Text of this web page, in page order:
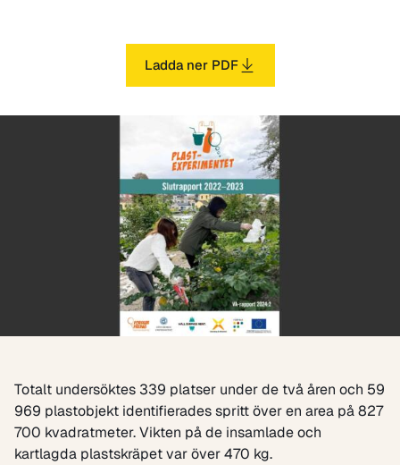
Ladda ner PDF
Totalt undersöktes 339 platser under de två åren och 59
969 plastobjekt identifierades spritt över en area på 827
700 kvadratmeter. Vikten på de insamlade och
kartlagda plastskräpet var över 470 kg.